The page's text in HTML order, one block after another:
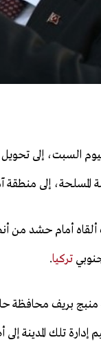
السبت، إلى
المسلحة، إلى منطقة
أمام حشد من
تركيا.
منبج بريف محافظة
تلك المدينة